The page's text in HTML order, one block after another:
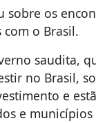
sobre os
o Brasil.
saudita,
no Brasil,
e
e